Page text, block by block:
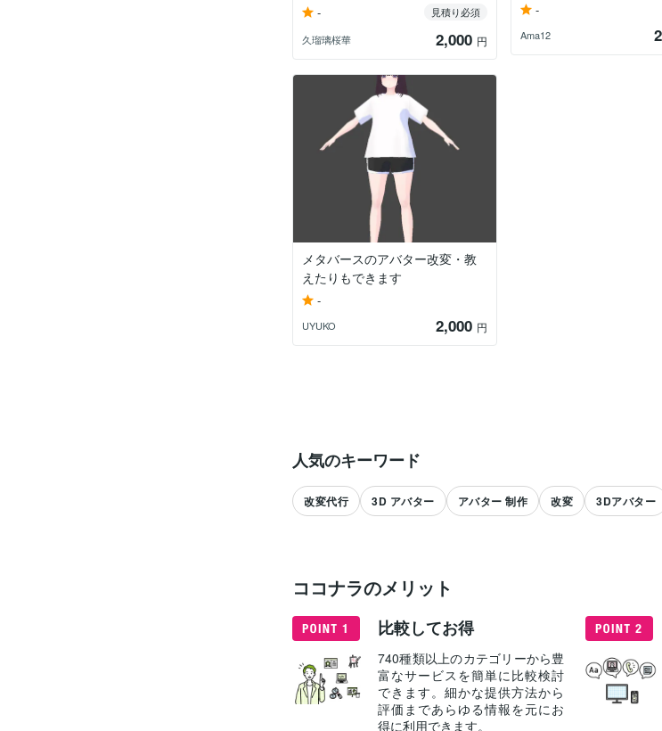
-
見積り必須
久瑠璃桜華
2,000 円
-
Ama12
メタバースのアバター改変・教
えたりもできます
-
UYUKO 2,000 円
人気のキーワード
改変代行 3D アバター アバター 制作 改変 3Dアバター
ココナラのメリット
比較してお得
740種類以上のカテゴリーから豊
富なサービスを簡単に比較検討
できます。細かな提供方法から
評価まであらゆる情報を元にお
得に利用できます。